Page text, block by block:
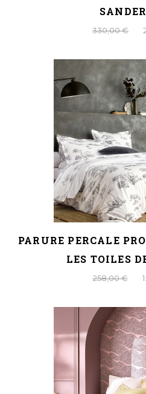
330,00 €
PARURE PERCALE
LES TOILES
258,00 €